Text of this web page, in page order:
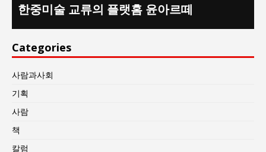
한중미술 교류의 플랫홈 윤아르떼
Categories
사람과사회
기획
사람
책
칼럼